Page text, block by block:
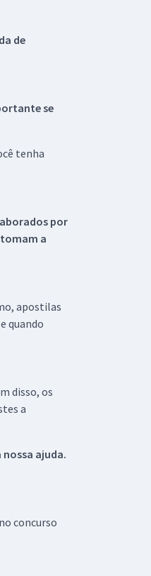
de
se
tenha
por
a
apostilas
quando
disso, os
a
nossa ajuda.
concurso